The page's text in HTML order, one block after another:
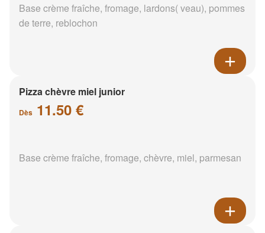
Base crème fraîche, fromage, lardons( veau), pommes
de terre, reblochon
Pizza chèvre miel junior
Dès 11.50 €
Base crème fraîche, fromage, chèvre, miel, parmesan